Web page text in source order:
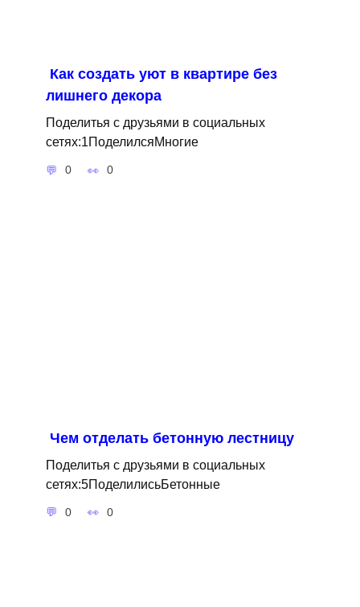
Как создать уют в квартире без
лишнего декора
Поделитья с друзьями в социальных
сетях:1ПоделилсяМногие
0 0
Чем отделать бетонную лестницу
Поделитья с друзьями в социальных
сетях:5ПоделилисьБетонные
0 0